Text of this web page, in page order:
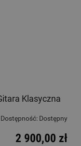
Klasyczna
Dostępność: Dostępny
2 900,00 zł